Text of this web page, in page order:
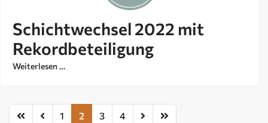
Schichtwechsel 2022 mit
Rekordbeteiligung
Weiterlesen …
1 2 3 4